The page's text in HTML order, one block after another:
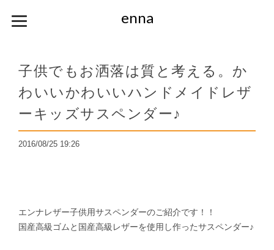
enna
子供でもお洒落は質と考える。か
わいいかわいいハンドメイドレザ
ーキッズサスペンダー♪
2016/08/25 19:26
エンナレザー子供用サスペンダーのご紹介です！！
国産高級ゴムと国産高級レザーを使用し作ったサスペンダー♪